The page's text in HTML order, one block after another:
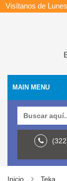
Visítanos de
MAIN MENU
Inicio Teka